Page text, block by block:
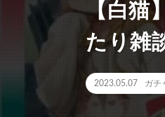
【白猫
たり雑
2023.05.07 ガチ